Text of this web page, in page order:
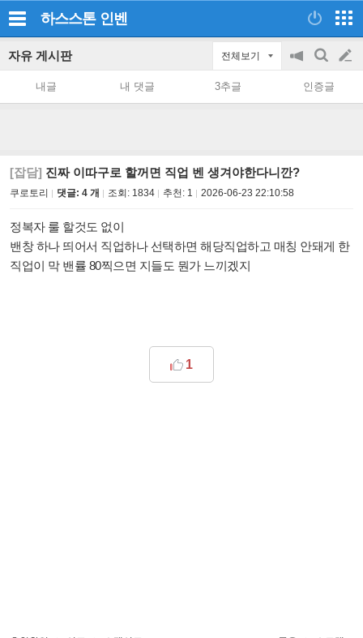
하스스톤 인벤
자유 게시판 전체보기
공
on/off
검
색
글
쓰
내글 내 댓글 3추글 인증글
[잡담] 진짜 이따구로 할꺼면 직업 벤 생겨야한다니깐?
쿠로토리 댓글: 4 개 조회: 1834 추천: 1 2026-06-23 22:10:58
정복자 룰 할것도 없이
밴창 하나 띄어서 직업하나 선택하면 해당직업하고 매칭 안돼게 한
직업이 막 밴률 80찍으면 지들도 뭔가 느끼겠지
1